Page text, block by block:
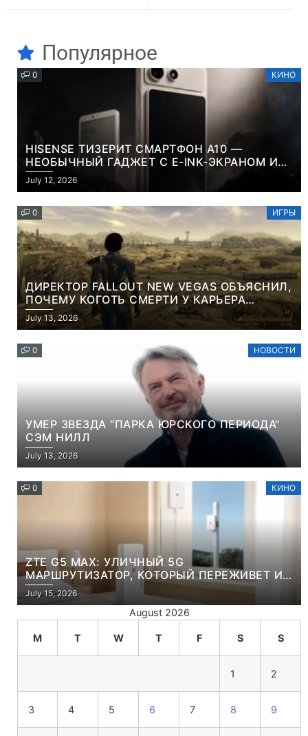
Популярное
0 КИНО
HISENSE ТИЗЕРИТ СМАРТФОН A10 —
НЕОБЫЧНЫЙ ГАДЖЕТ С E-INK-ЭКРАНОМ И
СЪЕМНОЙ LCD-ПАНЕЛЬЮ ДЛЯ ЦВЕТНОГО
КОНТЕНТА И СОЦСЕТЕЙ
July 12, 2026
0 ИГРЫ
ДИРЕКТОР FALLOUT NEW VEGAS ОБЪЯСНИЛ,
ПОЧЕМУ КОГОТЬ СМЕРТИ У КАРЬЕРА
НАМЕРЕННО СНОСИТ ВАМ ГОЛОВУ
July 13, 2026
0 НОВОСТИ
УМЕР ЗВЕЗДА “ПАРКА ЮРСКОГО ПЕРИОДА”
СЭМ НИЛЛ
July 13, 2026
0 КИНО
ZTE G5 MAX: УЛИЧНЫЙ 5G
МАРШРУТИЗАТОР, КОТОРЫЙ ПЕРЕЖИВЕТ И
ЛЮТУЮ ЗИМУ, И ЖАРКОЕ ЛЕТО
July 15, 2026
August 2026
M T W T F S S
1 2
3 4 5 6 7 8 9